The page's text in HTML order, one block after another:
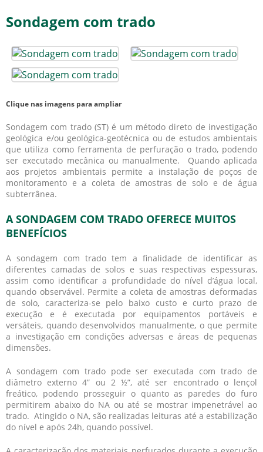
Sondagem com trado
Clique nas imagens para ampliar
Sondagem com trado (ST) é um método direto de investigação
geológica e/ou geológica-geotécnica ou de estudos ambientais
que utiliza como ferramenta de perfuração o trado, podendo
ser executado mecânica ou manualmente. Quando aplicada
aos projetos ambientais permite a instalação de poços de
monitoramento e a coleta de amostras de solo e de água
subterrânea.
A SONDAGEM COM TRADO OFERECE MUITOS
BENEFÍCIOS
Asondagem com trado tem a finalidade de identificar as
diferentes camadas de solos e suas respectivas espessuras,
assim como identificar a profundidade do nível d’água local,
quando observável. Permite a coleta de amostras deformadas
de solo, caracteriza-se pelo baixo custo e curto prazo de
execução e é executada por equipamentos portáveis e
versáteis, quando desenvolvidos manualmente, o que permite
a investigação em condições adversas e áreas de pequenas
dimensões.
A sondagem com tradopode ser executada com trado de
diâmetro externo 4” ou 2 ½”, até ser encontrado o lençol
freático, podendo prosseguir o quanto as paredes do furo
permitirem abaixo do NA ou até se mostrar impenetrável ao
trado. Atingido o NA, são realizadas leituras até a estabilização
do nível e após 24h, quando possível.